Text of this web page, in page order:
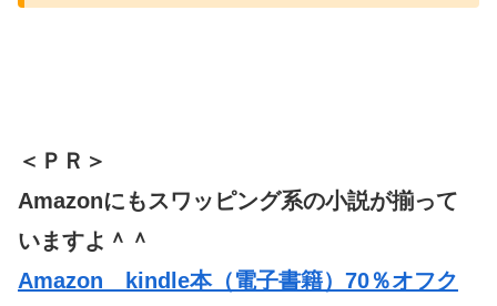
＜ＰＲ＞
Amazonにもスワッピング系の小説が揃って
いますよ＾＾
Amazon kindle本（電子書籍）70％オフク